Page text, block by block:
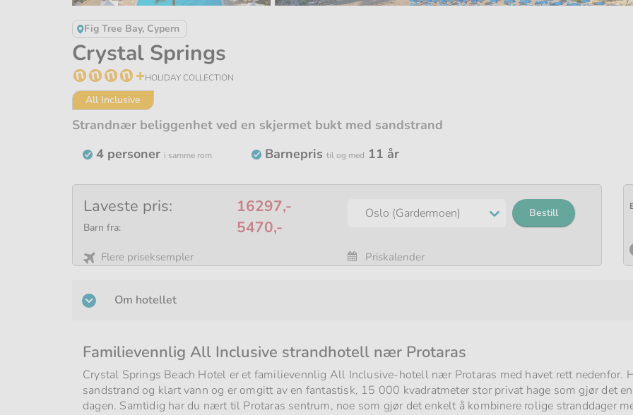
Fig Tree Bay, Cypern
Crystal Springs
HOLIDAY COLLECTION
All Inclusive
All Inclusive med internasjonale merkevaredrikker
4 personer i samme rom Barnepris til og med 11 år
Laveste pris: 16297,-
Barn fra: 5470,-
Bestill
Flere priseksempler Priskalender
Om hotellet
Familievennlig All Inclusive strandhotell nær Protaras
Crystal Springs Beach Hotel er et familievennlig All Inclusive-hotell nær Protaras med havet rett nedenfor.
sandstrand og klart vann og er omgitt av en fantastisk, 15 000 kvadratmeter stor privat hage som gjør det
dagen. Samtidig har du nært til Protaras sentrum, noe som gjør det enkelt å kombinere rolige stranddager